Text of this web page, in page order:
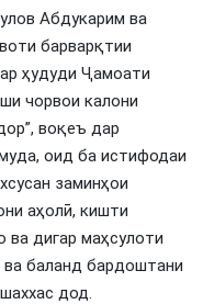
Абдукарим ва
барварқтии
ҳудуди Ҷамоати
чорвои калони
воқеъ дар
оид ба истифодаи
заминҳои
аҳолӣ, кишти
ва дигар маҳсулоти
ва баланд бардоштани
дод.